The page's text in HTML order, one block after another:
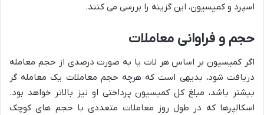
اسپرد و کمیسیون، این گزینه را بررسی می کنند.
حجم و فراوانی معاملات
اگر کمیسیون بر اساس هر لات یا به صورت درصدی از حجم معامله
دریافت شود، بدیهی است که هرچه حجم معاملات یک معامله گر
بیشتر باشد، مبلغ کل کمیسیون پرداختی او نیز بالاتر خواهد بود.
اسکالپرها که در طول روز معاملات متعددی با حجم های کوچک